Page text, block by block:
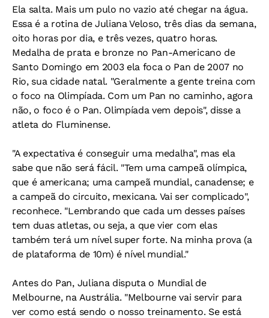
Ela salta. Mais um pulo no vazio até chegar na água.
Essa é a rotina de Juliana Veloso, três dias da semana,
oito horas por dia, e três vezes, quatro horas.
Medalha de prata e bronze no Pan-Americano de
Santo Domingo em 2003 ela foca o Pan de 2007 no
Rio, sua cidade natal. "Geralmente a gente treina com
o foco na Olimpíada. Com um Pan no caminho, agora
não, o foco é o Pan. Olimpíada vem depois", disse a
atleta do Fluminense.
"A expectativa é conseguir uma medalha", mas ela
sabe que não será fácil. "Tem uma campeã olímpica,
que é americana; uma campeã mundial, canadense; e
a campeã do circuito, mexicana. Vai ser complicado",
reconhece. "Lembrando que cada um desses países
tem duas atletas, ou seja, a que vier com elas
também terá um nível super forte. Na minha prova (a
de plataforma de 10m) é nível mundial."
Antes do Pan, Juliana disputa o Mundial de
Melbourne, na Austrália. "Melbourne vai servir para
ver como está sendo o nosso treinamento. Se está